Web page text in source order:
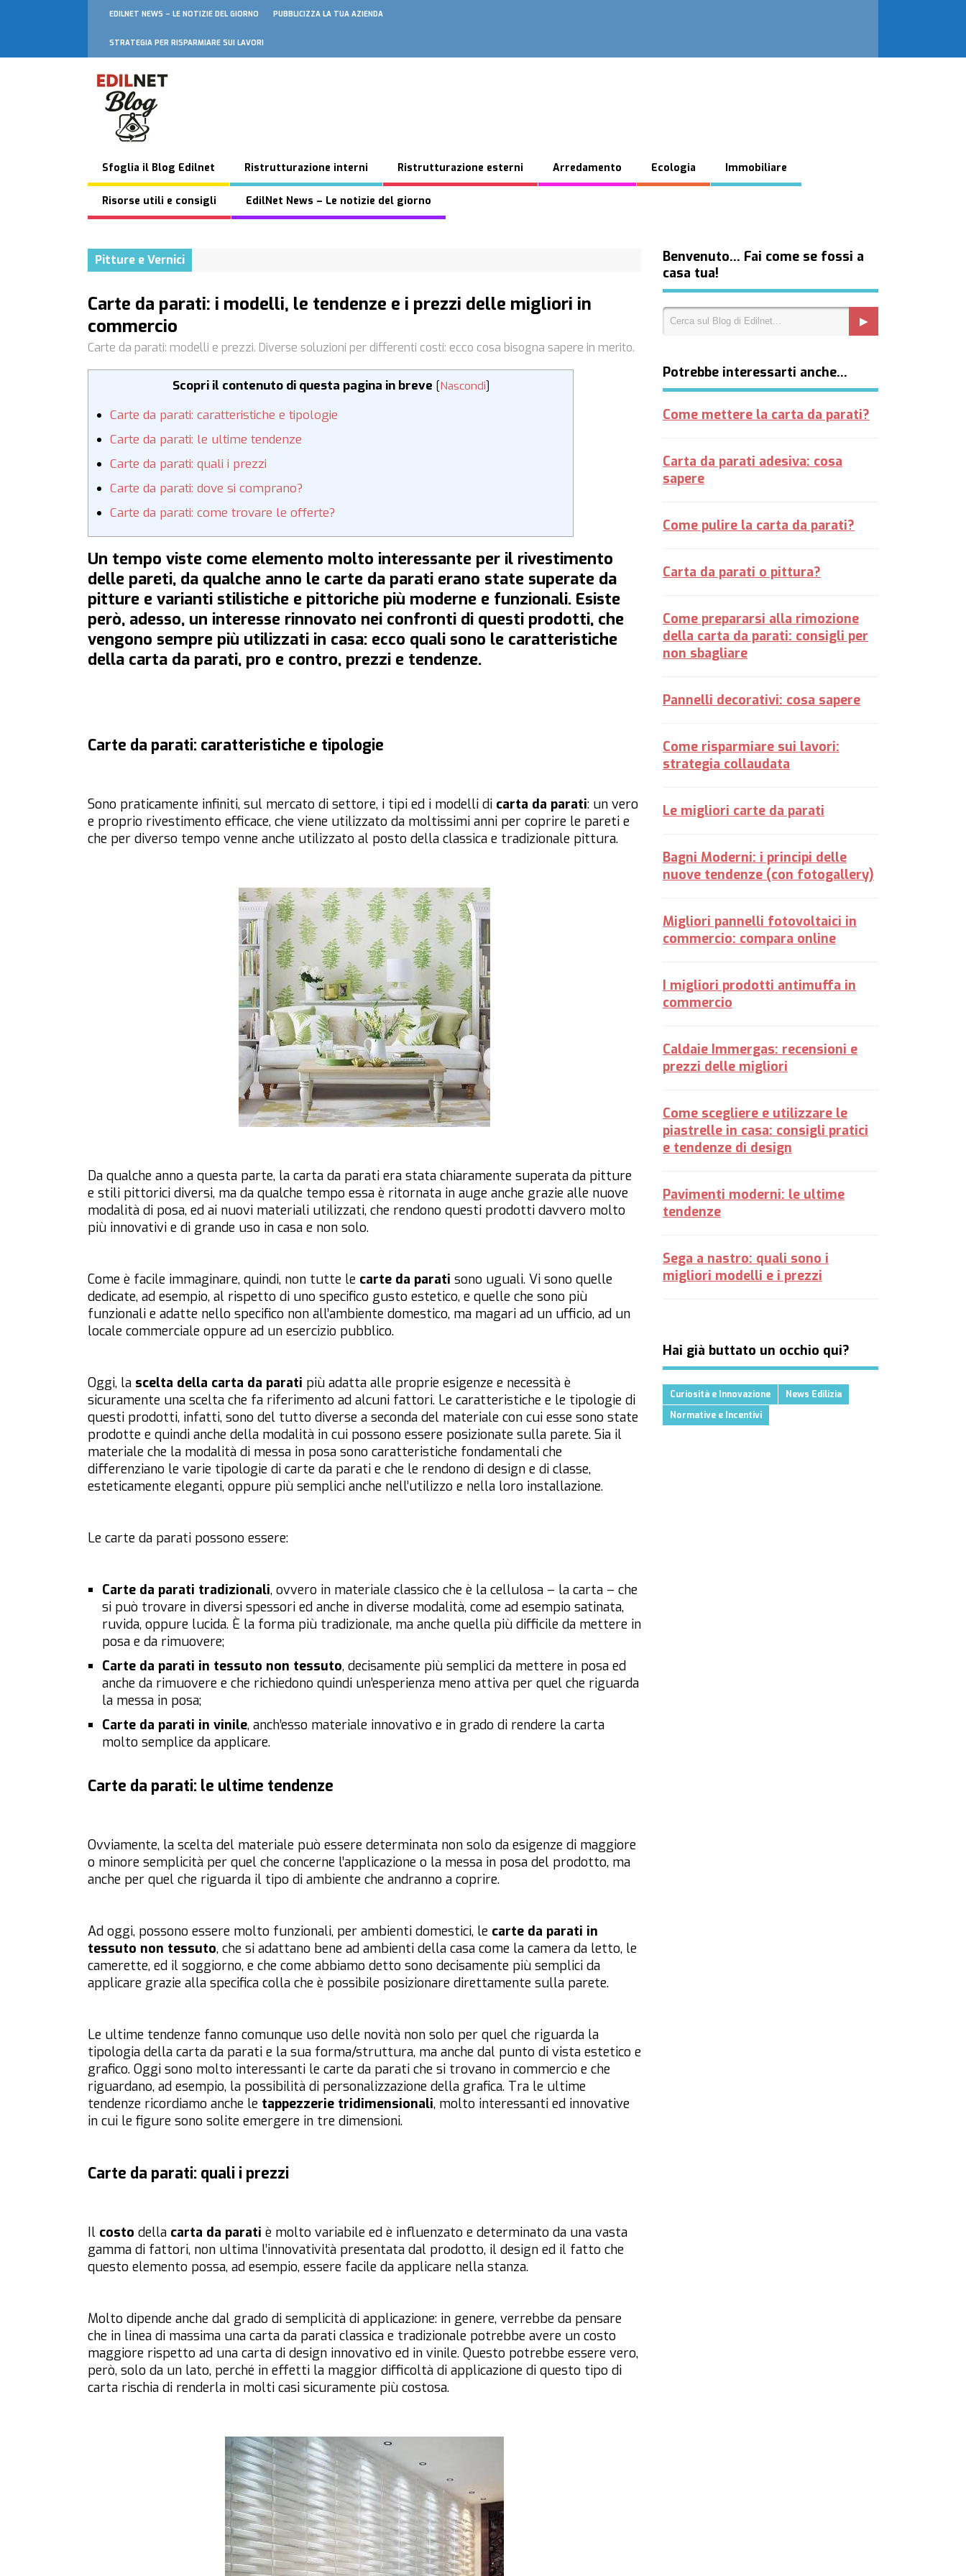
EDILNET NEWS – LE NOTIZIE DEL GIORNO PUBBLICIZZA LA TUA AZIENDA
STRATEGIA PER RISPARMIARE SUI LAVORI
Sfoglia il Blog Edilnet Ristrutturazione interni Ristrutturazione esterni Arredamento Ecologia Immobiliare
Risorse utili e consigli EdilNet News – Le notizie del giorno
Pitture e Vernici
Carte da parati: i modelli, le tendenze e i prezzi delle migliori in
commercio
Carte da parati: modelli e prezzi. Diverse soluzioni per differenti costi: ecco cosa bisogna sapere in merito.
Scopri il contenuto di questa pagina in breve [Nascondi]
Carte da parati: caratteristiche e tipologie
Carte da parati: le ultime tendenze
Carte da parati: quali i prezzi
Carte da parati: dove si comprano?
Carte da parati: come trovare le offerte?
Un tempo viste come elemento molto interessante per il rivestimento
delle pareti, da qualche anno le carte da parati erano state superate da
pitture e varianti stilistiche e pittoriche più moderne e funzionali. Esiste
però, adesso, un interesse rinnovato nei confronti di questi prodotti, che
vengono sempre più utilizzati in casa: ecco quali sono le caratteristiche
della carta da parati, pro e contro, prezzi e tendenze.
Carte da parati: caratteristiche e tipologie
Sono praticamente infiniti, sul mercato di settore, i tipi ed i modelli di carta da parati: un vero
e proprio rivestimento efficace, che viene utilizzato da moltissimi anni per coprire le pareti e
che per diverso tempo venne anche utilizzato al posto della classica e tradizionale pittura.
Da qualche anno a questa parte, la carta da parati era stata chiaramente superata da pitture
e stili pittorici diversi, ma da qualche tempo essa è ritornata in auge anche grazie alle nuove
modalità di posa, ed ai nuovi materiali utilizzati, che rendono questi prodotti davvero molto
più innovativi e di grande uso in casa e non solo.
Come è facile immaginare, quindi, non tutte le carte da parati sono uguali. Vi sono quelle
dedicate, ad esempio, al rispetto di uno specifico gusto estetico, e quelle che sono più
funzionali e adatte nello specifico non all’ambiente domestico, ma magari ad un ufficio, ad un
locale commerciale oppure ad un esercizio pubblico.
Oggi, la scelta della carta da parati più adatta alle proprie esigenze e necessità è
sicuramente una scelta che fa riferimento ad alcuni fattori. Le caratteristiche e le tipologie di
questi prodotti, infatti, sono del tutto diverse a seconda del materiale con cui esse sono state
prodotte e quindi anche della modalità in cui possono essere posizionate sulla parete. Sia il
materiale che la modalità di messa in posa sono caratteristiche fondamentali che
differenziano le varie tipologie di carte da parati e che le rendono di design e di classe,
esteticamente eleganti, oppure più semplici anche nell’utilizzo e nella loro installazione.
Le carte da parati possono essere:
Carte da parati tradizionali, ovvero in materiale classico che è la cellulosa – la carta – che
si può trovare in diversi spessori ed anche in diverse modalità, come ad esempio satinata,
ruvida, oppure lucida. È la forma più tradizionale, ma anche quella più difficile da mettere in
posa e da rimuovere;
Carte da parati in tessuto non tessuto, decisamente più semplici da mettere in posa ed
anche da rimuovere e che richiedono quindi un’esperienza meno attiva per quel che riguarda
la messa in posa;
Carte da parati in vinile, anch’esso materiale innovativo e in grado di rendere la carta
molto semplice da applicare.
Carte da parati: le ultime tendenze
Ovviamente, la scelta del materiale può essere determinata non solo da esigenze di maggiore
o minore semplicità per quel che concerne l’applicazione o la messa in posa del prodotto, ma
anche per quel che riguarda il tipo di ambiente che andranno a coprire.
Ad oggi, possono essere molto funzionali, per ambienti domestici, le carte da parati in
tessuto non tessuto, che si adattano bene ad ambienti della casa come la camera da letto, le
camerette, ed il soggiorno, e che come abbiamo detto sono decisamente più semplici da
applicare grazie alla specifica colla che è possibile posizionare direttamente sulla parete.
Le ultime tendenze fanno comunque uso delle novità non solo per quel che riguarda la
tipologia della carta da parati e la sua forma/struttura, ma anche dal punto di vista estetico e
grafico. Oggi sono molto interessanti le carte da parati che si trovano in commercio e che
riguardano, ad esempio, la possibilità di personalizzazione della grafica. Tra le ultime
tendenze ricordiamo anche le tappezzerie tridimensionali, molto interessanti ed innovative
in cui le figure sono solite emergere in tre dimensioni.
Carte da parati: quali i prezzi
Il costo della carta da parati è molto variabile ed è influenzato e determinato da una vasta
gamma di fattori, non ultima l’innovatività presentata dal prodotto, il design ed il fatto che
questo elemento possa, ad esempio, essere facile da applicare nella stanza.
Molto dipende anche dal grado di semplicità di applicazione: in genere, verrebbe da pensare
che in linea di massima una carta da parati classica e tradizionale potrebbe avere un costo
maggiore rispetto ad una carta di design innovativo ed in vinile. Questo potrebbe essere vero,
però, solo da un lato, perché in effetti la maggior difficoltà di applicazione di questo tipo di
carta rischia di renderla in molti casi sicuramente più costosa.
Benvenuto… Fai come se fossi a
casa tua!
Potrebbe interessarti anche…
Come mettere la carta da parati?
Carta da parati adesiva: cosa
sapere
Come pulire la carta da parati?
Carta da parati o pittura?
Come prepararsi alla rimozione
della carta da parati: consigli per
non sbagliare
Pannelli decorativi: cosa sapere
Come risparmiare sui lavori:
strategia collaudata
Le migliori carte da parati
Bagni Moderni: i principi delle
nuove tendenze (con fotogallery)
Migliori pannelli fotovoltaici in
commercio: compara online
I migliori prodotti antimuffa in
commercio
Caldaie Immergas: recensioni e
prezzi delle migliori
Come scegliere e utilizzare le
piastrelle in casa: consigli pratici
e tendenze di design
Pavimenti moderni: le ultime
tendenze
Sega a nastro: quali sono i
migliori modelli e i prezzi
Hai già buttato un occhio qui?
Curiosità e Innovazione
News Edilizia
Normative e Incentivi